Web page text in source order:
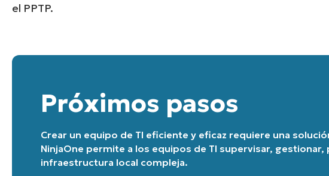
el PPTP.
Próximos pasos
Crear un equipo de TI eficiente y eficaz requiere una
NinjaOne permite a los equipos de TI supervisar,
infraestructura local compleja.